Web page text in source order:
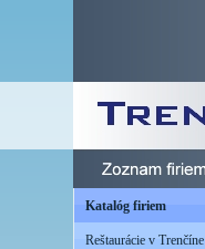
Katalóg firiem
Reštaurácie v Trenčíne